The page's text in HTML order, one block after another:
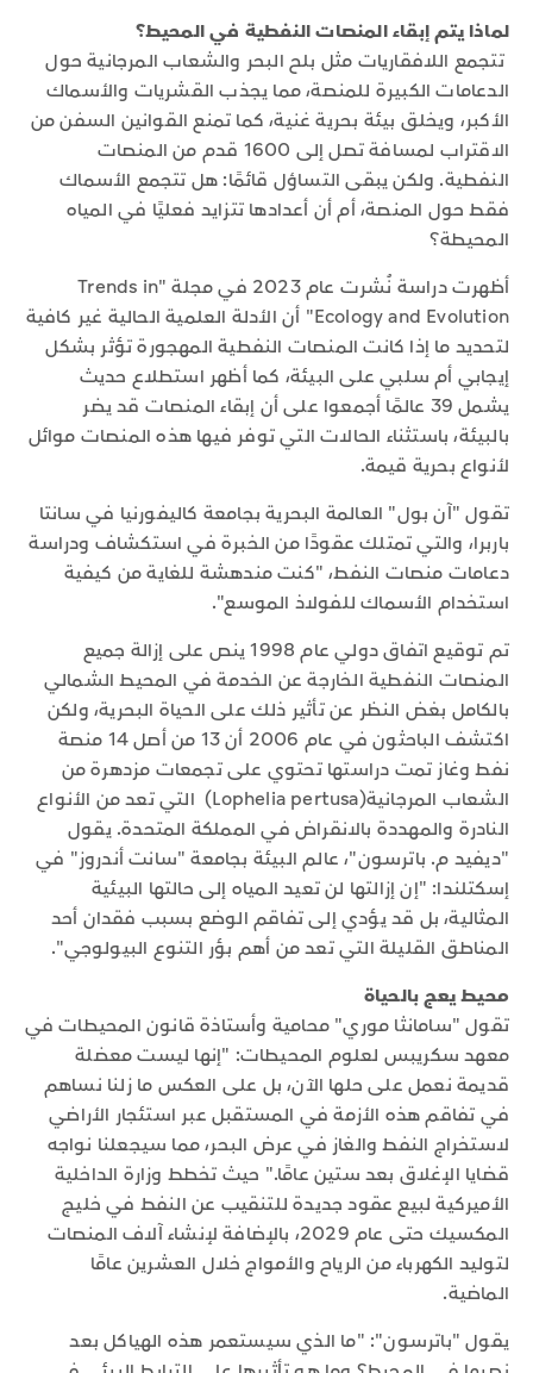
لماذا يتم إبقاء المنصات النفطية في المحيط؟
تتجمع اللافقاريات مثل بلح البحر والشعاب المرجانية حول
الدعامات الكبيرة للمنصة، مما يجذب القشريات والأسماك
الأكبر، ويخلق بيئة بحرية غنية، كما تمنع القوانين السفن من
الاقتراب لمسافة تصل إلى 1600 قدم من المنصات
النفطية. ولكن يبقى التساؤل قائمًا: هل تتجمع الأسماك
فقط حول المنصة، أم أن أعدادها تتزايد فعليًا في المياه
المحيطة؟
أظهرت دراسة نُشرت عام 2023 في مجلة "Trends in
Ecology and Evolution" أن الأدلة العلمية الحالية غير كافية
لتحديد ما إذا كانت المنصات النفطية المهجورة تؤثر بشكل
إيجابي أم سلبي على البيئة، كما أظهر استطلاع حديث
يشمل 39 عالمًا أجمعوا على أن إبقاء المنصات قد يضر
بالبيئة، باستثناء الحالات التي توفر فيها هذه المنصات موائل
لأنواع بحرية قيمة.
تقول "آن بول" العالمة البحرية بجامعة كاليفورنيا في سانتا
باربرا، والتي تمتلك عقودًا من الخبرة في استكشاف ودراسة
دعامات منصات النفط، "كنت مندهشة للغاية من كيفية
استخدام الأسماك للفولاذ الموسع".
تم توقيع اتفاق دولي عام 1998 ينص على إزالة جميع
المنصات النفطية الخارجة عن الخدمة في المحيط الشمالي
بالكامل بغض النظر عن تأثير ذلك على الحياة البحرية، ولكن
اكتشف الباحثون في عام 2006 أن 13 من أصل 14 منصة
نفط وغاز تمت دراستها تحتوي على تجمعات مزدهرة من
الشعاب المرجانية(Lophelia pertusa) التي تعد من الأنواع
النادرة والمهددة بالانقراض في المملكة المتحدة. يقول
"ديفيد م. باترسون"، عالم البيئة بجامعة "سانت أندروز" في
إسكتلندا: "إن إزالتها لن تعيد المياه إلى حالتها البيئية
المثالية، بل قد يؤدي إلى تفاقم الوضع بسبب فقدان أحد
المناطق القليلة التي تعد من أهم بؤر التنوع البيولوجي".
محيط يعج بالحياة
تقول "سامانثا موري" محامية وأستاذة قانون المحيطات في
معهد سكريبس لعلوم المحيطات: "إنها ليست معضلة
قديمة نعمل على حلها الآن، بل على العكس ما زلنا نساهم
في تفاقم هذه الأزمة في المستقبل عبر استئجار الأراضي
لاستخراج النفط والغاز في عرض البحر، مما سيجعلنا نواجه
قضايا الإغلاق بعد ستين عامًا." حيث تخطط وزارة الداخلية
الأميركية لبيع عقود جديدة للتنقيب عن النفط في خليج
المكسيك حتى عام 2029، بالإضافة لإنشاء آلاف المنصات
لتوليد الكهرباء من الرياح والأمواج خلال العشرين عامًا
الماضية.
يقول "باترسون": "ما الذي سيستعمر هذه الهياكل بعد